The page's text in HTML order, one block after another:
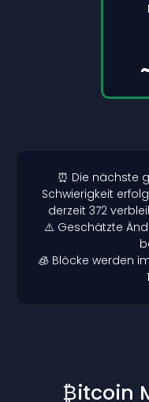
⏰ Die nächste
Schwierigkeit
derzeit 372
⚠️ Geschätzte
🧊 Blöcke werden
₿itcoin